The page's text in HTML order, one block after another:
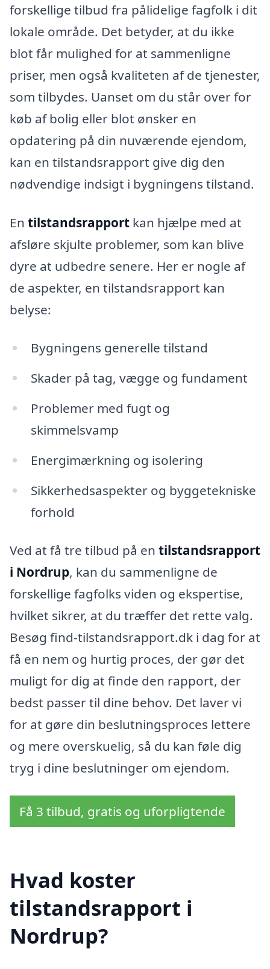
forskellige tilbud fra pålidelige fagfolk i dit
lokale område. Det betyder, at du ikke
blot får mulighed for at sammenligne
priser, men også kvaliteten af de tjenester,
som tilbydes. Uanset om du står over for
køb af bolig eller blot ønsker en
opdatering på din nuværende ejendom,
kan en tilstandsrapport give dig den
nødvendige indsigt i bygningens tilstand.
En tilstandsrapport kan hjælpe med at
afsløre skjulte problemer, som kan blive
dyre at udbedre senere. Her er nogle af
de aspekter, en tilstandsrapport kan
belyse:
Bygningens generelle tilstand
Skader på tag, vægge og fundament
Problemer med fugt og
skimmelsvamp
Energimærkning og isolering
Sikkerhedsaspekter og byggetekniske
forhold
Ved at få tre tilbud på en tilstandsrapport
i Nordrup, kan du sammenligne de
forskellige fagfolks viden og ekspertise,
hvilket sikrer, at du træffer det rette valg.
Besøg find-tilstandsrapport.dk i dag for at
få en nem og hurtig proces, der gør det
muligt for dig at finde den rapport, der
bedst passer til dine behov. Det laver vi
for at gøre din beslutningsproces lettere
og mere overskuelig, så du kan føle dig
tryg i dine beslutninger om ejendom.
Få 3 tilbud, gratis og uforpligtende
Hvad koster
tilstandsrapport i
Nordrup?